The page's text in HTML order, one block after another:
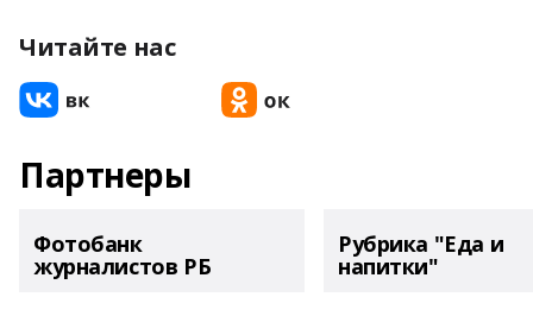
Читайте нас
Партнеры
Фотобанк
журналистов РБ
Рубрика "Еда и
напитки"